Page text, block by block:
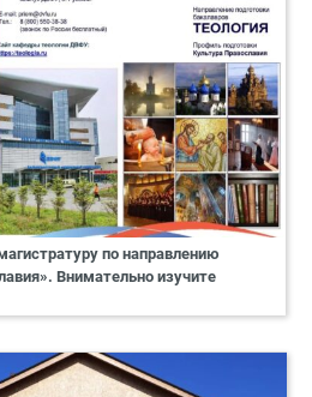
по направлению
Внимательно изучите